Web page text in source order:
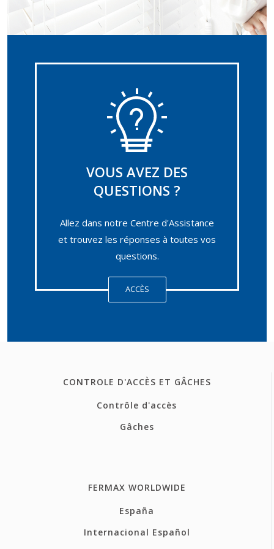
VOUS AVEZ DES
QUESTIONS ?
Allez dans notre Centre d'Assistance
et trouvez les réponses à toutes vos
questions.
ACCÈS
CONTROLE D'ACCÈS ET GÂCHES
Contrôle d'accès
Gâches
FERMAX WORLDWIDE
España
Internacional Español